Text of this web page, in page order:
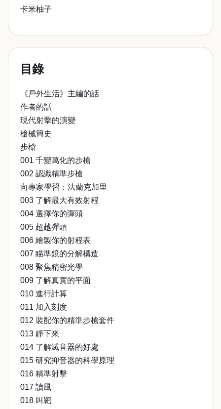
卡米柚子
目錄
《戶外生活》主編的話
作者的話
現代射擊的演變
槍械簡史
步槍
001 千變萬化的步槍
002 認識精準步槍
向專家學習：法蘭克加里
003 了解最大有效射程
004 選擇你的彈頭
005 超越彈頭
006 繪製你的射程表
007 瞄準鏡的分解構造
008 聚焦精密光學
009 了解真實的平面
010 進行計算
011 加入刻度
012 裝配你的精準步槍套件
013 靜下來
014 了解滅音器的好處
015 研究抑音器的科學原理
016 精準射擊
017 讀風
018 叫靶